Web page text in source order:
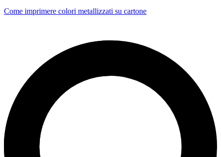
Come imprimere colori metallizzati su cartone